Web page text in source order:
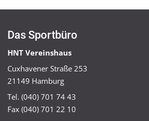
Das Sportbüro
HNT Vereinshaus
Cuxhavener Straße 253
21149 Hamburg
Tel. (040) 701 74 43
Fax (040) 701 22 10